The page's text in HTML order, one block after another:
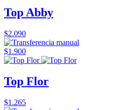
Top Abby
$2.090
$1.900
Top Flor
$1.265